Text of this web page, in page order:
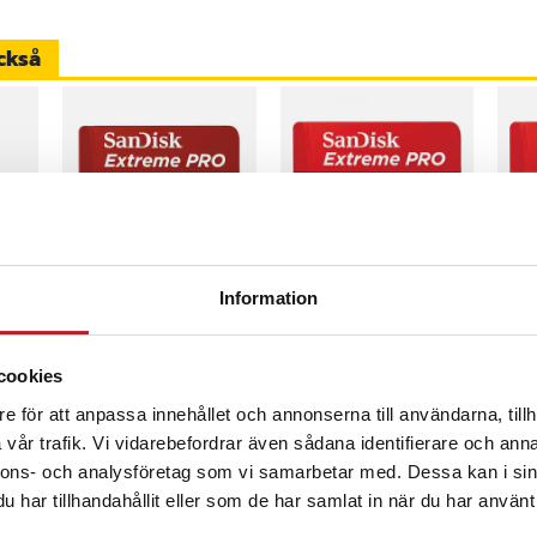
Information
för att anpassa innehållet och annonserna till användarna,
trafik. Vi vidarebefordrar även sådana identifierare och
och analysföretag som vi samarbetar med. Dessa kan i
har tillhandahållit eller som de har samlat in när du har
med de flesta bilfästen,
är skyddad – även på språng.
V30 U3 4K 100 MB/s
Köp
Minneskort
Pro microSDXC - 128GB
Köp